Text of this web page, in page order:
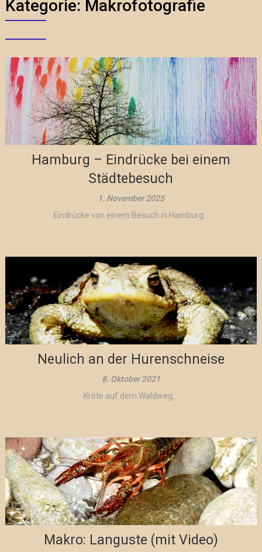
Kategorie: Makrofotografie
Hamburg – Eindrücke bei einem
Städtebesuch
1. November 2025
Eindrücke von einem Besuch in Hamburg...
Neulich an der Hurenschneise
8. Oktober 2021
Kröte auf dem Waldweg...
Makro: Languste (mit Video)